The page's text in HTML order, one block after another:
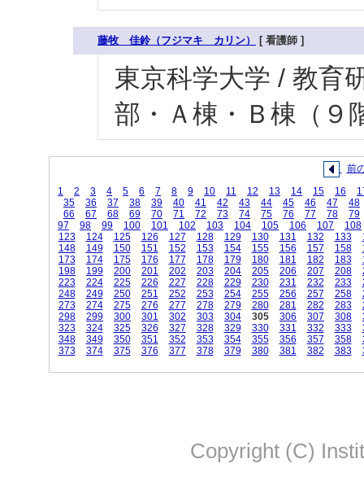
藤牧 佳鈴（フジマキ カリン） [ 看護師 ]
東京科学大学 / 教育
部・Ａ棟・Ｂ棟（９
前
1
2 3 4 5 6 7 8 9 10 11 12 13 14 15 16
35
36 37 38 39 40 41 42 43 44 45 46 47
48
66
67 68 69 70 71 72 73 74 75 76 77 78
79
97
98 99 100 101 102 103 104 105 106 107
108
123
124 125 126 127 128 129 130 131 132 133
148
149 150 151 152 153 154 155 156 157 158
173
174 175 176 177 178 179 180 181 182 183
198
199 200 201 202 203 204 205 206 207 208
223
224 225 226 227 228 229 230 231 232 233
248
249 250 251 252 253 254 255 256 257 258
273
274 275 276 277 278 279 280 281 282 283
298
299 300 301 302 303 304 305 306 307 308
323
324 325 326 327 328 329 330 331 332 333
348
349 350 351 352 353 354 355 356 357 358
373
374 375 376 377 378 379 380 381 382 383
Copyright (C)